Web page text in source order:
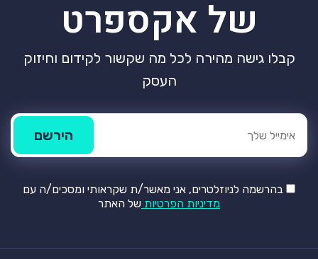
של אקספרט
קבלו גישה מהירה לכל מה שקשור לקידום וחיזוק
העסק
בהרשמה לניוזלטרים, אני מאשר/ת שקראותי ומסכים/ה עם
מדיניות הפרטיות של האתר